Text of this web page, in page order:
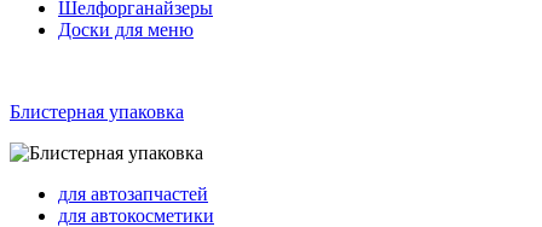
Шелфорганайзеры
Доски для меню
Блистерная упаковка
для автозапчастей
для автокосметики